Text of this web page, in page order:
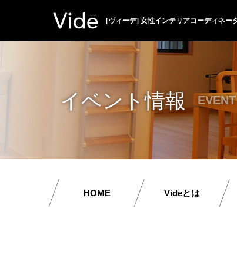
[ヴィーデ] 女性インテリアコーディネー
イベント情報 EVENT
HOME Videとは